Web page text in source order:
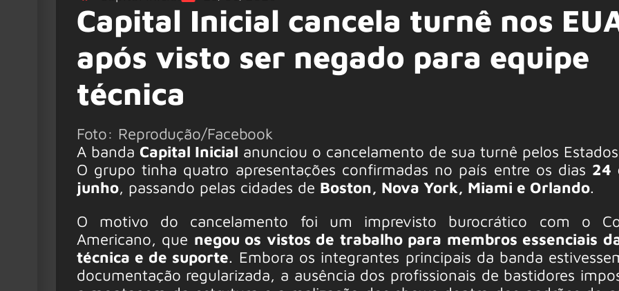
Capital Inicial cancela turnê nos
após visto ser negado para equipe
técnica
Foto: Reprodução/Facebook
A banda Capital Inicial anunciou o cancelamento de sua turnê pelos
O grupo tinha quatro apresentações confirmadas no país entre os dias 24
junho, passando pelas cidades de Boston, Nova York, Miami e Orlando.
O motivo do cancelamento foi um imprevisto burocrático com o
Americano, que negou os vistos de trabalho para membros essenciais
técnica e de suporte. Embora os integrantes principais da banda
documentação regularizada, a ausência dos profissionais de bastidores